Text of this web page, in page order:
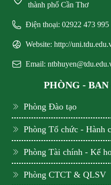
thành phố Cần Thơ
Điện thoại: 02922 473 995
Website: http://
Email:
PHÒNG -
Phòng Đào tạo
Phòng Tổ chức - Hành
Phòng Tài chính - Kế
Phòng CTCT & QLSV